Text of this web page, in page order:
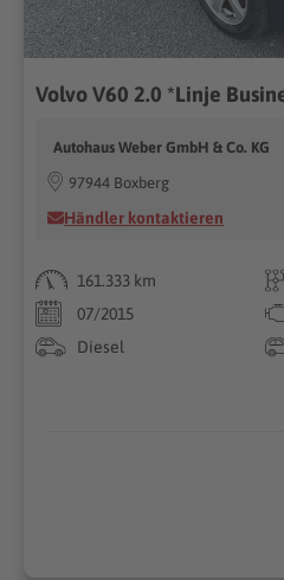
Autohaus Weber GmbH & Co. KG
97944 Boxberg
Händler kontaktieren
161.333 km
07/2015
Diesel